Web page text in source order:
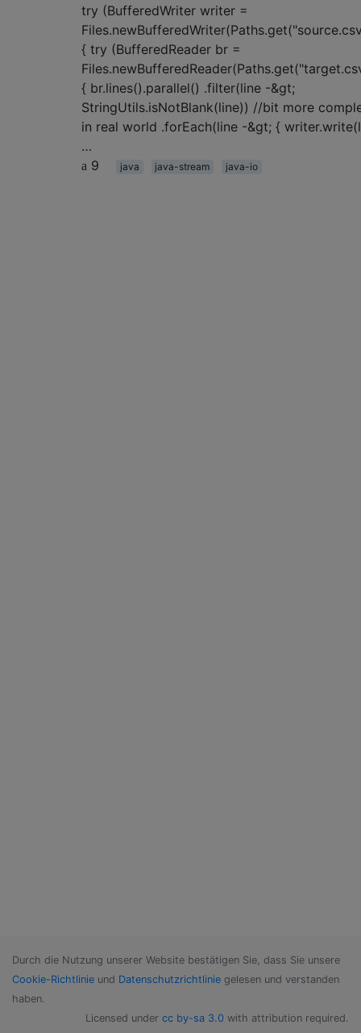
try (BufferedWriter writer =
{ try (BufferedReader br =
{ br.lines().parallel() .filter(line -&gt;
StringUtils.isNotBlank(line)) //bit more
in real world .forEach(line -&gt; {
…
9
java java-stream java-io
Durch die Nutzung unserer Website bestätigen Sie, dass Sie unsere
Cookie-Richtlinie und Datenschutzrichtlinie gelesen und verstanden
haben.
Licensed under cc by-sa 3.0 with attribution required.